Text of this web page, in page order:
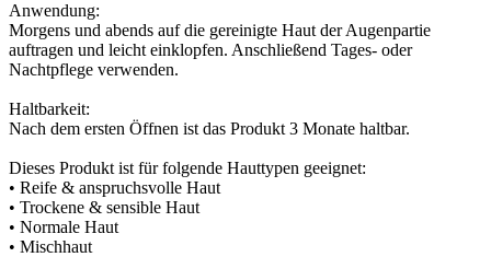
Anwendung:
Morgens und abends auf die gereinigte Haut der Augenpartie
auftragen und leicht einklopfen. Anschließend Tages- oder
Nachtpflege verwenden.
Haltbarkeit:
Nach dem ersten Öffnen ist das Produkt 3 Monate haltbar.
Dieses Produkt ist für folgende Hauttypen geeignet:
• Reife & anspruchsvolle Haut
• Trockene & sensible Haut
• Normale Haut
• Mischhaut